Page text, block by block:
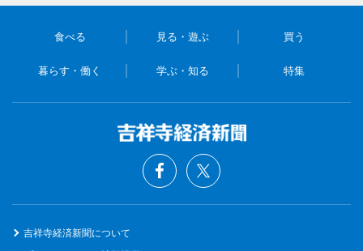
食べる 見る・遊ぶ 買う
暮らす・働く 学ぶ・知る 特集
吉祥寺経済新聞について